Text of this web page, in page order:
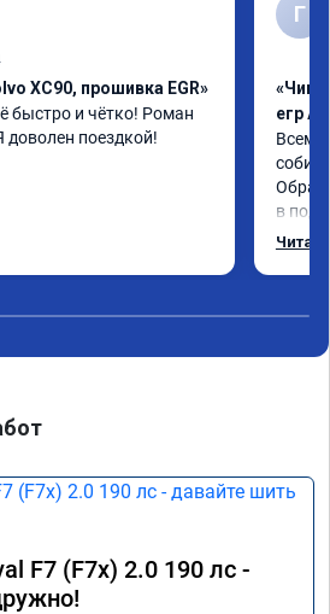
XC90, прошивка EGR»
быстро и чётко! Роман
доволен поездкой!
Г
«Чип
егр
Всем
в
F7 (F7x) 2.0 190 лс -